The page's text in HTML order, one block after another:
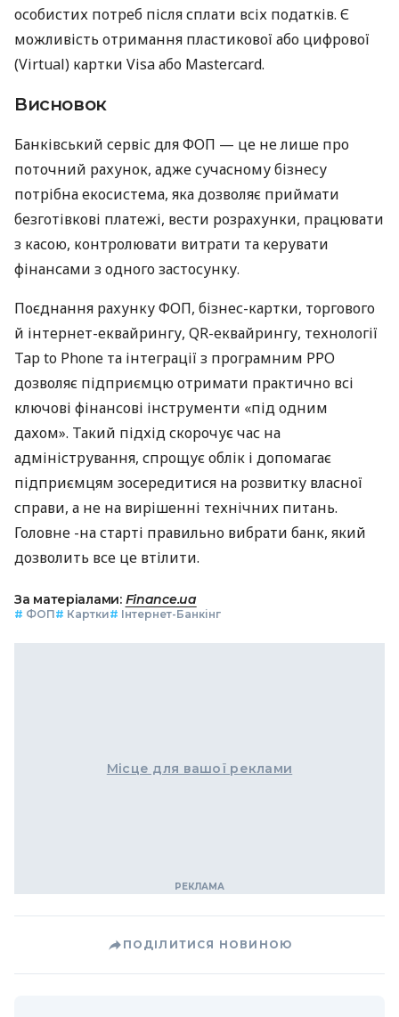
особистих потреб після сплати всіх податків. Є
можливість отримання пластикової або цифрової
(Virtual) картки Visa або Mastercard.
Висновок
Банківський сервіс для ФОП — це не лише про
поточний рахунок, адже сучасному бізнесу
потрібна екосистема, яка дозволяє приймати
безготівкові платежі, вести розрахунки, працювати
з касою, контролювати витрати та керувати
фінансами з одного застосунку.
Поєднання рахунку ФОП, бізнес-картки, торгового
й інтернет-еквайрингу, QR-еквайрингу, технології
Tap to Phone та інтеграції з програмним РРО
дозволяє підприємцю отримати практично всі
ключові фінансові інструменти «під одним
дахом». Такий підхід скорочує час на
адміністрування, спрощує облік і допомагає
підприємцям зосередитися на розвитку власної
справи, а не на вирішенні технічних питань.
Головне -на старті правильно вибрати банк, який
дозволить все це втілити.
За матеріалами: Finance.ua
# ФОП# Картки# Інтернет-Банкінг
Місце для вашої реклами
ПОДІЛИТИСЯ НОВИНОЮ